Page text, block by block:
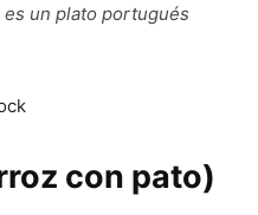
un plato portugués
con pato)